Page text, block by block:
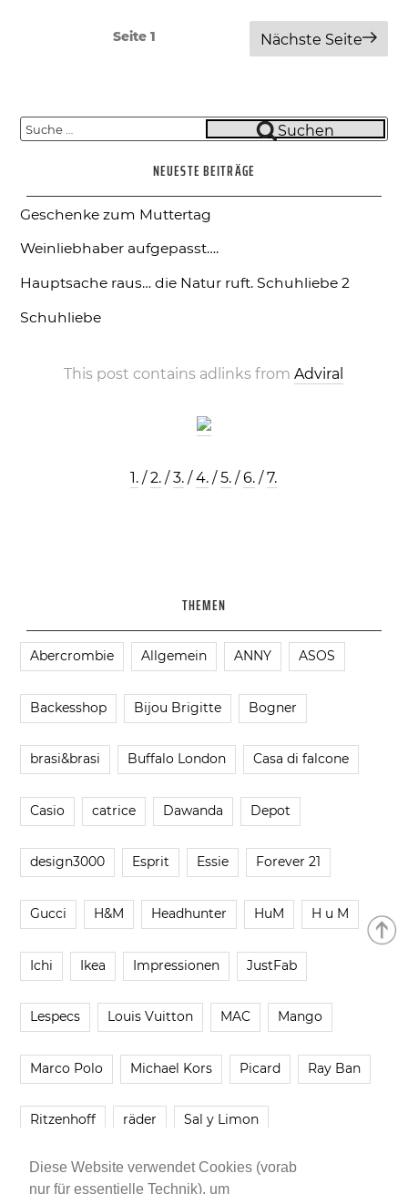
Diese Website verwendet Cookies (vorab
nur für essentielle Technik), um
Beitragsnavigation
Seite1 Nächste Seite
Suche
Suchen
NEUESTE BEITRÄGE
Geschenke zum Muttertag
Weinliebhaber aufgepasst….
Hauptsache raus… die Natur ruft. Schuhliebe 2
Schuhliebe
This post contains adlinks fromAdviral
1. /2. /3. /4. /5. /6. /7.
THEMEN
Abercrombie Allgemein ANNY ASOS
Backesshop Bijou Brigitte Bogner
brasi&brasi Buffalo London Casa di falcone
Casio catrice Dawanda Depot
design3000 Esprit Essie Forever 21
Gucci H&M Headhunter HuM H u M
Ichi Ikea Impressionen JustFab
Lespecs Louis Vuitton MAC Mango
Marco Polo Michael Kors Picard Ray Ban
Ritzenhoff räder Sal y Limon
Smartbuyglasses smash! Steve Madden